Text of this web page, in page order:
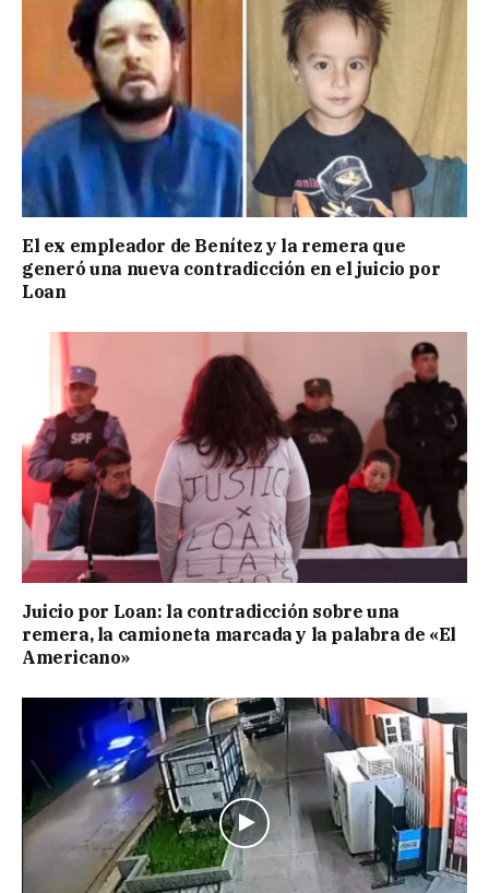
El ex empleador de Benítez y la remera que
generó una nueva contradicción en el juicio por
Loan
Juicio por Loan: la contradicción sobre una
remera, la camioneta marcada y la palabra de «El
Americano»